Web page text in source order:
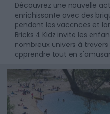
Découvrez une nouvelle
enrichissante avec des
pendant les vacances et
Bricks 4 Kidz invite les
nombreux univers à travers
apprendre tout en